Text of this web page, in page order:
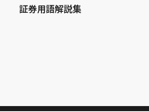
証券用語解説集